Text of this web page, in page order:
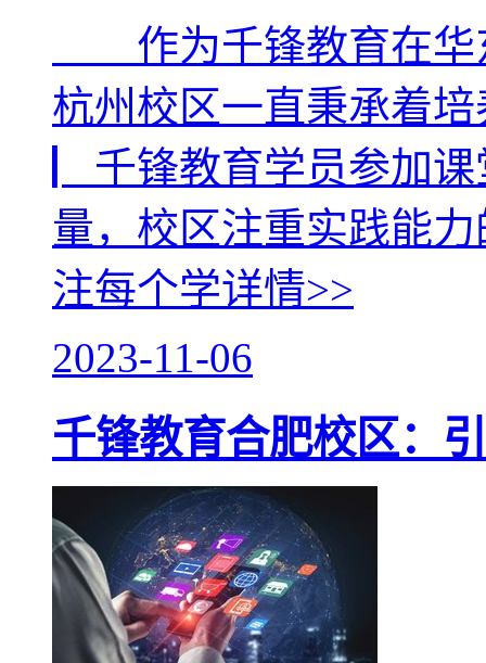
作为千锋教育在华
杭州校区一直秉承着
▏千锋教育学员参加
量，校区注重实践能
注每个学详情>>
2023-11-06
千锋教育合肥校区：